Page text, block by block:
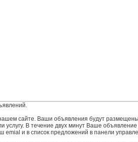
сайте. Ваши объявления будут
В течение двух минут Ваше
emial и в список предложений в панели